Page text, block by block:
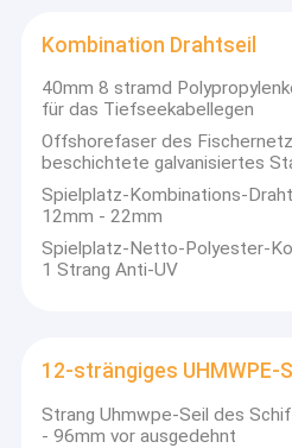
Kombination Drahtseil
40mm 8 stramd
für das Tiefseekabellegen
Offshorefaser des
beschichtete galvanisiertes
Spielplatz-Kombinations-
12mm - 22mm
Spielplatz-Netto-Polyester-
1 Strang Anti-UV
12-strängiges UHMWPE-
Strang Uhmwpe-Seil des
- 96mm vor ausgedehnt